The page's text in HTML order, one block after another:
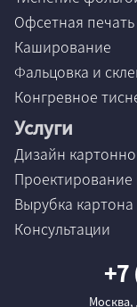
Офсетная печать
Каширование
Фальцовка и
Конгревное
Услуги
Дизайн
Проектирование
Вырубка картона
Консультации
+7
Москва,